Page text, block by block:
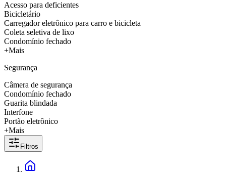
Acesso para deficientes
Bicicletário
Carregador eletrônico para carro e bicicleta
Coleta seletiva de lixo
Condomínio fechado
+Mais
Segurança
Câmera de segurança
Condomínio fechado
Guarita blindada
Interfone
Portão eletrônico
+Mais
Filtros